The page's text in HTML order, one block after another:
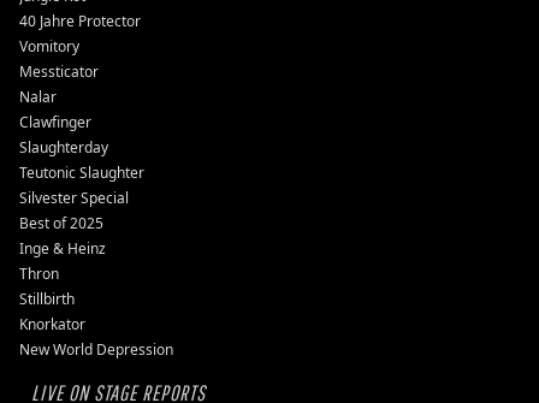
40 Jahre Protector
Vomitory
Messticator
Nalar
Clawfinger
Slaughterday
Teutonic Slaughter
Silvester Special
Best of 2025
Inge & Heinz
Thron
Stillbirth
Knorkator
New World Depression
LIVE ON STAGE REPORTS